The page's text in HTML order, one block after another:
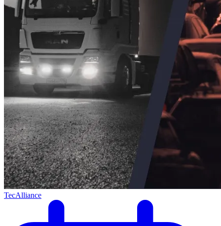
TecAlliance